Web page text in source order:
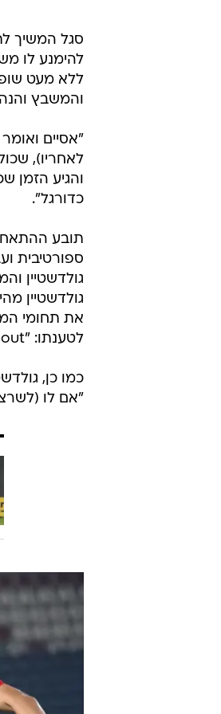
סגל המשיך
להימנע לו
ללא מעט
והמשבץ
"אסיים
לאחריו),
והגיע הזמן
כדורגל".
תובע
ספורטיבית
גולדשטיין
גולדשטיין
את תחומי
לטענתו: "You full of shit", "I will not go out".
כמו כן,
"אם לו